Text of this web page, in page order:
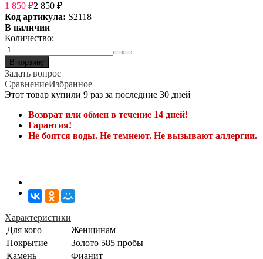
1 850 ₽2 850 ₽
Код артикула: S2118
В наличии
Количество:
В корзину
Задать вопрос
СравнениеИзбранное
Этот товар купили 9 раз за последние 30 дней
Возврат или обмен в течение 14 дней!
Гарантия!
Не боятся воды. Не темнеют. Не вызывают аллергии.
Характеристики
Для кого
Женщинам
Покрытие
Золото 585 пробы
Камень
Фианит